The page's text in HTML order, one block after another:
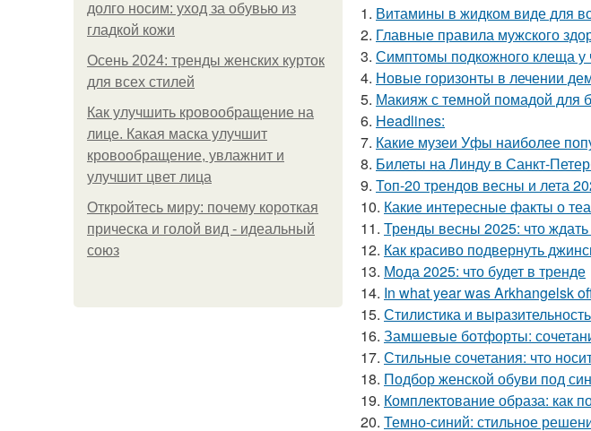
долго носим: уход за обувью из
гладкой кожи
Осень 2024: тренды женских курток
для всех стилей
Как улучшить кровообращение на
лице. Какая маска улучшит
кровообращение, увлажнит и
улучшит цвет лица
Откройтесь миру: почему короткая
прическа и голой вид - идеальный
союз
1. Витамины в жидком виде для
2. Главные правила мужского
3. Симптомы подкожного клеща у
4. Новые горизонты в лечении
5. Макияж с темной помадой для
6. Headlines:
7. Какие музеи Уфы наиболее
8. Билеты на Линду в Санкт-
9. Топ-20 трендов весны и лета
10. Какие интересные факты о
11. Тренды весны 2025: что
12. Как красиво подвернуть
13. Мода 2025: что будет в тренде
14. In what year was Arkhangelsk
15. Стилистика и
16. Замшевые ботфорты:
17. Стильные сочетания: что
18. Подбор женской обуви под
19. Комплектование образа: как
20. Темно-синий: стильное